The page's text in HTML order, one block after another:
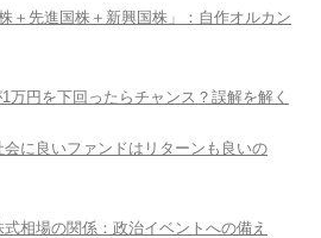
＋先進国株＋新興国株」：自作オルカン
万円を下回ったらチャンス？誤解を解く
に良いファンドはリターンも良いの
相場の関係：政治イベントへの備え